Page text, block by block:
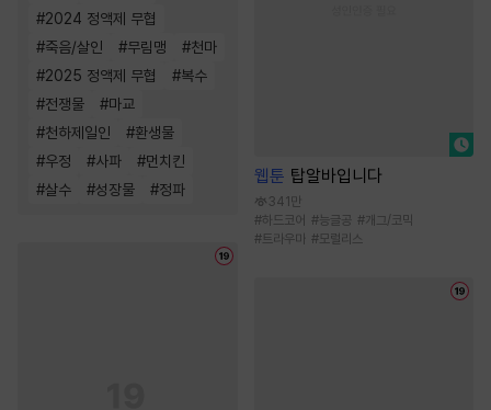
#2024 정액제 무협
#죽음/살인 #무림맹 #천마
#2025 정액제 무협 #복수
#전쟁물 #마교
#천하제일인 #환생물
#우정 #사파 #먼치킨
#살수 #성장물 #정파
웹툰 탑알바입니다
341만
#하드코어 #능글공 #개그/코믹
#트라우마 #모럴리스